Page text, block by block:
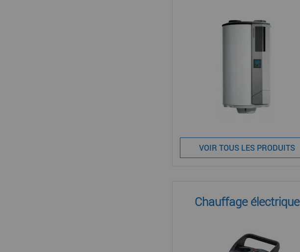
VOIR TOUS LES PRODUITS
Chauffage électrique